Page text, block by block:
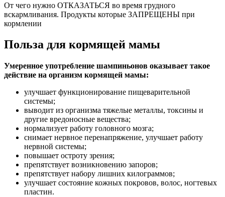
От чего нужно ОТКАЗАТЬСЯ во время грудного
вскармливания. Продукты которые ЗАПРЕЩЕНЫ при
кормлении
Польза для кормящей мамы
Умеренное употребление шампиньонов оказывает такое
действие на организм кормящей мамы:
улучшает функционирование пищеварительной
системы;
выводит из организма тяжелые металлы, токсины и
другие вредоносные вещества;
нормализует работу головного мозга;
снимает нервное перенапряжение, улучшает работу
нервной системы;
повышает остроту зрения;
препятствует возникновению запоров;
препятствует набору лишних килограммов;
улучшает состояние кожных покровов, волос, ногтевых
пластин.